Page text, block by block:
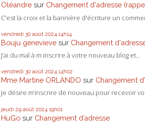
Oléandre sur Changement d'adresse
C'est la croix et la bannière d'écriture un
vendredi 30 août 2024 14h14
Bouju genevieve sur Changement
J’ai du mal à m inscrire à votre nouveau blog et...
vendredi 30 août 2024 14h02
Mme Martine ORLANDO sur Changement
Je désire m’inscrire de nouveau pour recevoir
jeudi 29 août 2024 19h01
HuGo sur Changement d’adresse